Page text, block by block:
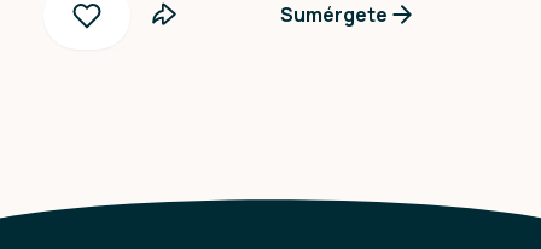
Sumérgete